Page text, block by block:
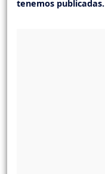
tenemos publicadas.